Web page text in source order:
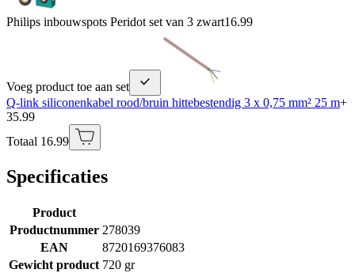
Philips inbouwspots Peridot set van 3 zwart16.99
Voeg product toe aan set
Q-link siliconenkabel rood/bruin hittebestendig 3 x 0,75 mm² 25 m+
35.99
Totaal 16.99
Specificaties
Product
Productnummer 278039
EAN
8720169376083
Gewicht product 720 gr